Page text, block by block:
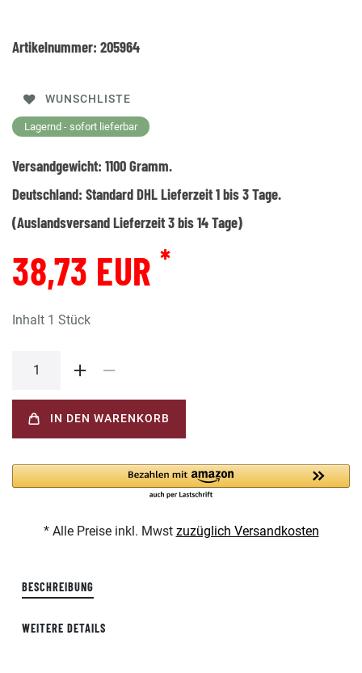
Artikelnummer: 205964
WUNSCHLISTE
Lagernd - sofort lieferbar
Versandgewicht: 1100Gramm.
Deutschland: Standard DHL Lieferzeit 1 bis 3 Tage.
(Auslandsversand Lieferzeit 3 bis 14 Tage)
38,73 EUR *
Inhalt 1 Stück
IN DEN WARENKORB
* Alle Preise inkl. Mwst zuzüglich Versandkosten
BESCHREIBUNG
WEITERE DETAILS